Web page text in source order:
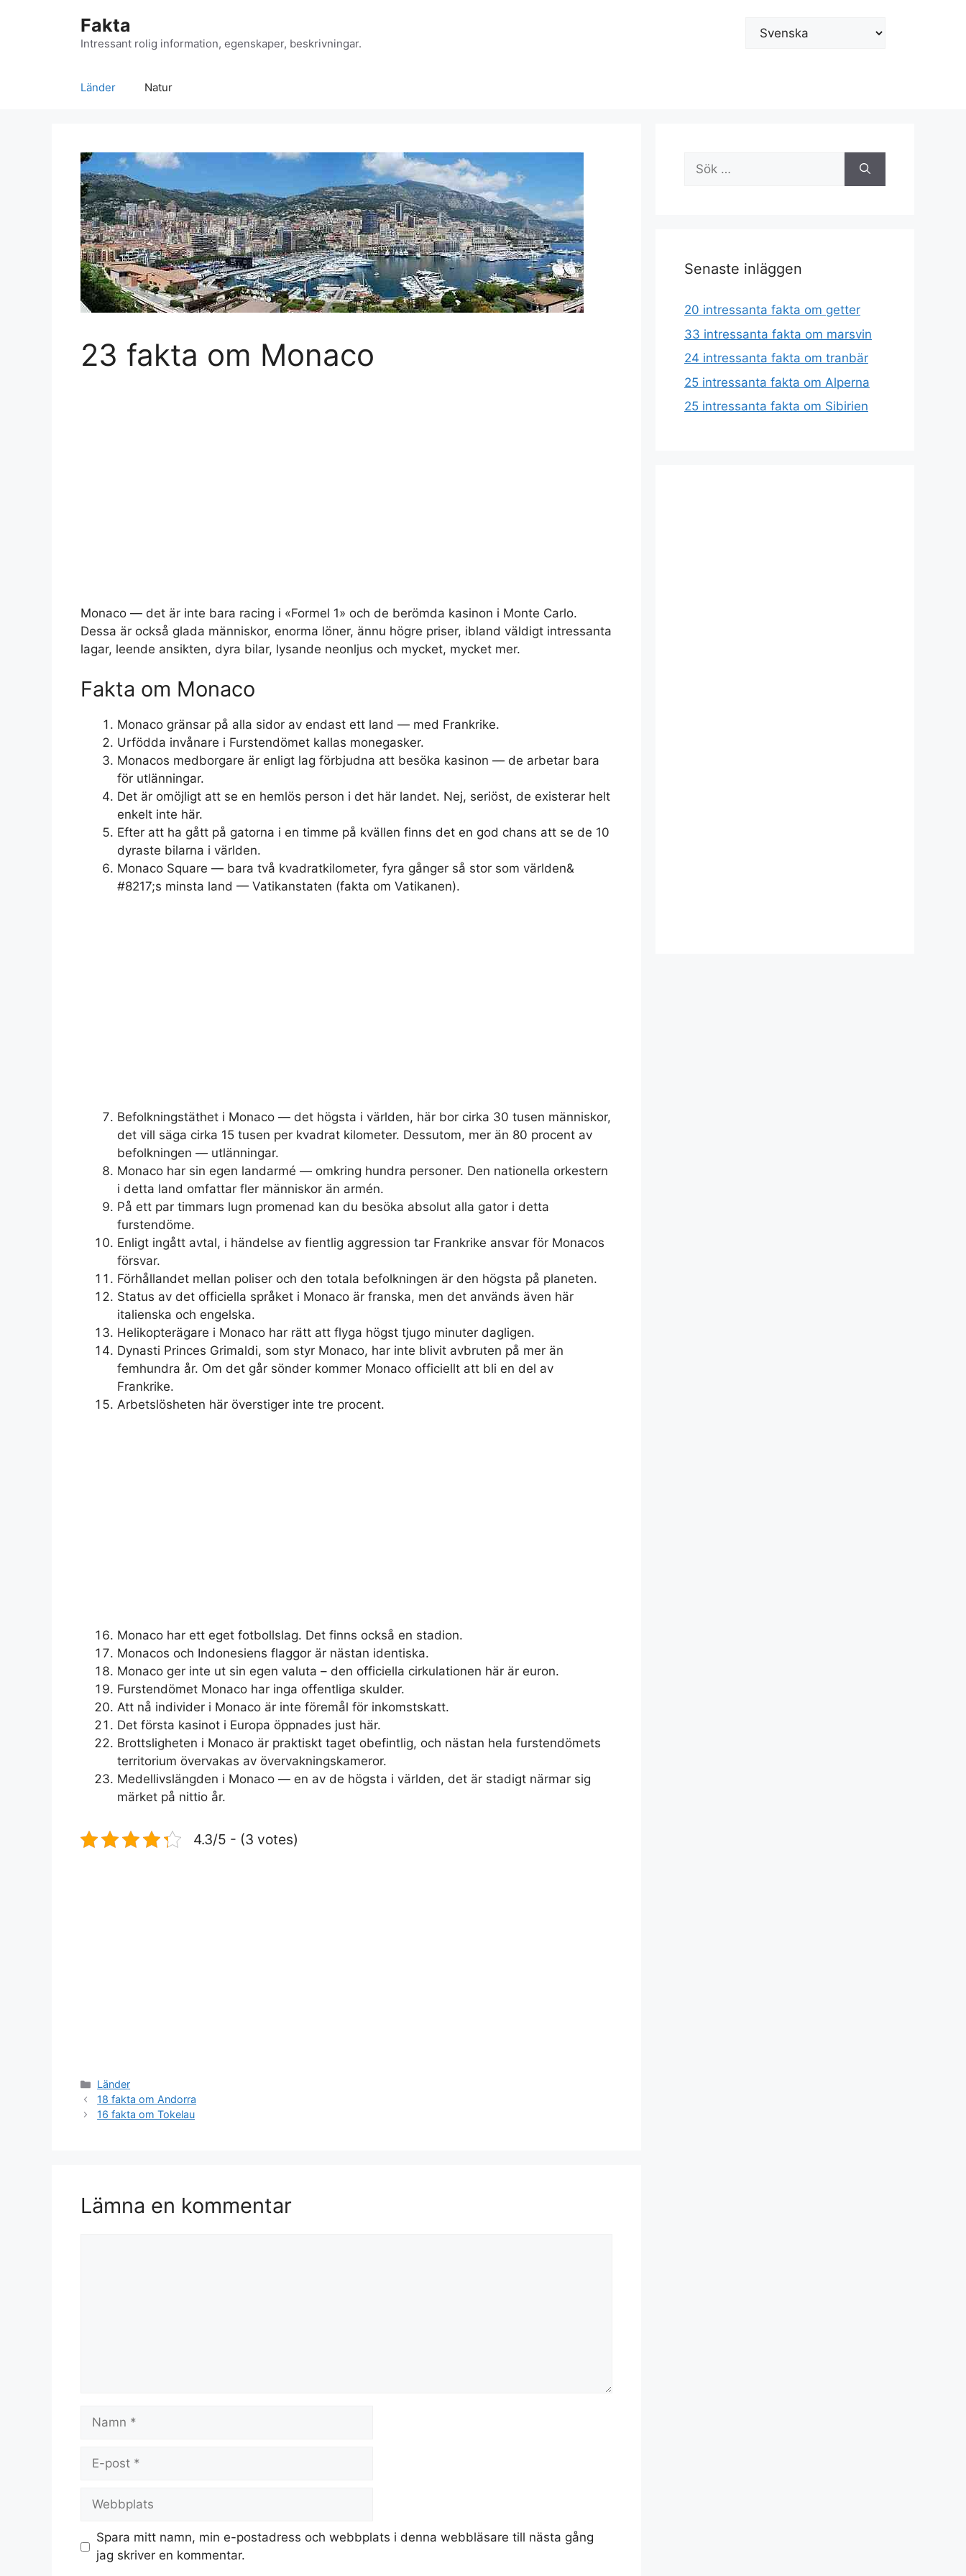
Fakta
Intressant rolig information, egenskaper, beskrivningar.
Välj
Länder Natur
23 fakta om Monaco
Monaco — det är inte bara racing i «Formel 1» och de berömda kasinon i Monte Carlo.
Dessa är också glada människor, enorma löner, ännu högre priser, ibland väldigt intressanta
lagar, leende ansikten, dyra bilar, lysande neonljus och mycket, mycket mer.
Fakta om Monaco
Monaco gränsar på alla sidor av endast ett land — med Frankrike.
Urfödda invånare i Furstendömet kallas monegasker.
Monacos medborgare är enligt lag förbjudna att besöka kasinon — de arbetar bara
för utlänningar.
Det är omöjligt att se en hemlös person i det här landet. Nej, seriöst, de existerar helt
enkelt inte här.
Efter att ha gått på gatorna i en timme på kvällen finns det en god chans att se de 10
dyraste bilarna i världen.
Monaco Square — bara två kvadratkilometer, fyra gånger så stor som världen&
#8217;s minsta land — Vatikanstaten (fakta om Vatikanen).
Befolkningstäthet i Monaco — det högsta i världen, här bor cirka 30 tusen människor,
det vill säga cirka 15 tusen per kvadrat kilometer. Dessutom, mer än 80 procent av
befolkningen — utlänningar.
Monaco har sin egen landarmé — omkring hundra personer. Den nationella orkestern
i detta land omfattar fler människor än armén.
På ett par timmars lugn promenad kan du besöka absolut alla gator i detta
furstendöme.
Enligt ingått avtal, i händelse av fientlig aggression tar Frankrike ansvar för Monacos
försvar.
Förhållandet mellan poliser och den totala befolkningen är den högsta på planeten.
Status av det officiella språket i Monaco är franska, men det används även här
italienska och engelska.
Helikopterägare i Monaco har rätt att flyga högst tjugo minuter dagligen.
Dynasti Princes Grimaldi, som styr Monaco, har inte blivit avbruten på mer än
femhundra år. Om det går sönder kommer Monaco officiellt att bli en del av
Frankrike.
Arbetslösheten här överstiger inte tre procent.
Monaco har ett eget fotbollslag. Det finns också en stadion.
Monacos och Indonesiens flaggor är nästan identiska.
Monaco ger inte ut sin egen valuta – den officiella cirkulationen här är euron.
Furstendömet Monaco har inga offentliga skulder.
Att nå individer i Monaco är inte föremål för inkomstskatt.
Det första kasinot i Europa öppnades just här.
Brottsligheten i Monaco är praktiskt taget obefintlig, och nästan hela furstendömets
territorium övervakas av övervakningskameror.
Medellivslängden i Monaco — en av de högsta i världen, det är stadigt närmar sig
märket på nittio år.
4.3/5 - (3 votes)
Kategorier
Länder
18 fakta om Andorra
16 fakta om Tokelau
Lämna en kommentar
Namn
Webbplats
Spara mitt namn, min e-postadress och webbplats i denna webbläsare till nästa gång
jag skriver en kommentar.
Sök
efter:
Senaste inläggen
20 intressanta fakta om getter
33 intressanta fakta om marsvin
24 intressanta fakta om tranbär
25 intressanta fakta om Alperna
25 intressanta fakta om Sibirien